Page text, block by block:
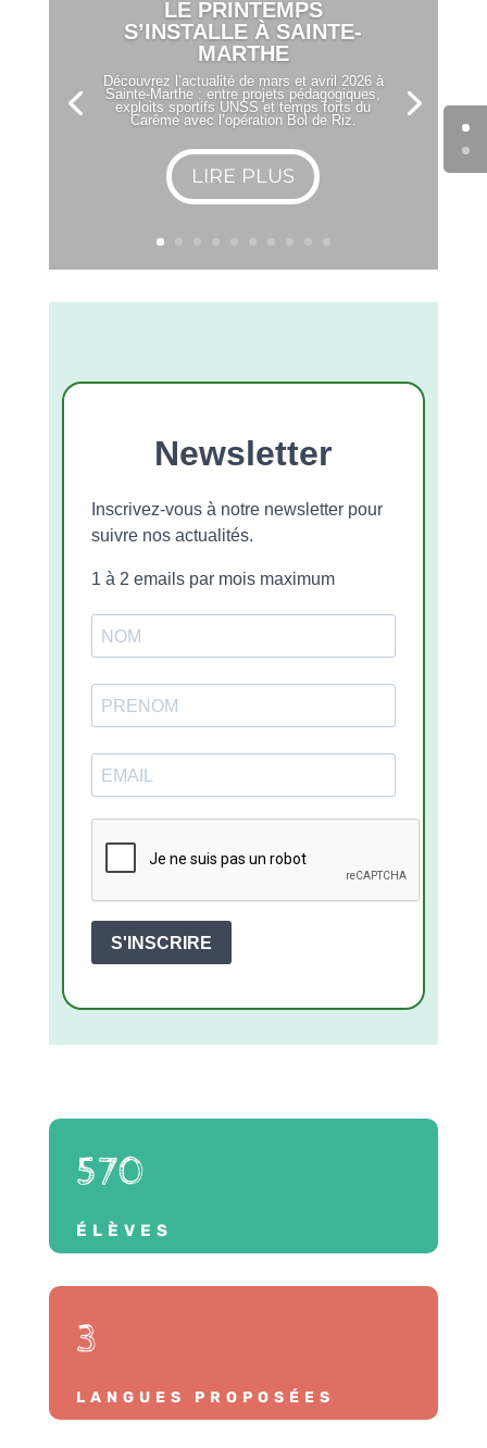
LE PRINTEMPS
S’INSTALLE À SAINTE-
MARTHE
Découvrez l’actualité de mars et avril 2026 à
Sainte-Marthe : entre projets pédagogiques,
exploits sportifs UNSS et temps forts du
Carême avec l’opération Bol de Riz.
LIRE PLUS
Newsletter
Inscrivez-vous à notre newsletter pour
suivre nos actualités.
1 à 2 emails par mois maximum
S'INSCRIRE
570
ÉLÈVES
3
LANGUES PROPOSÉES